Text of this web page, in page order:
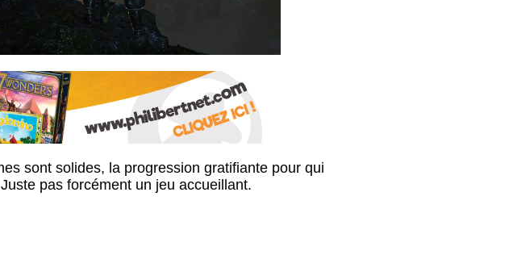
sont solides, la progression gratifiante pour qui
pas forcément un jeu accueillant.